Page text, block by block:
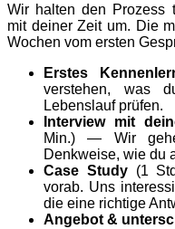
Wir halten den Prozess
mit deiner Zeit um. Die
Wochen vom ersten
Erstes
verstehen, was
Lebenslauf prüfen.
Interview mit
Min.) — Wir
Denkweise, wie du
Case Study(1
vorab. Uns
die eine richtige
Angebot &